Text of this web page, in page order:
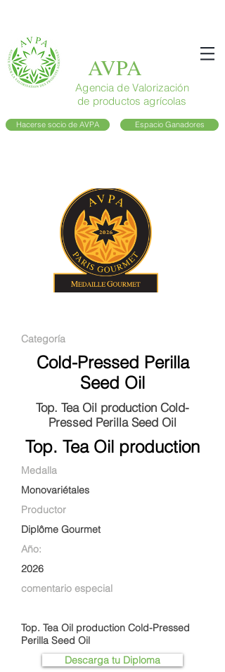
AVPA
Agencia de Valorización
de productos agrícolas
Hacerse socio de AVPA Espacio Ganadores
Categoría
Cold-Pressed Perilla
Seed Oil
Top. Tea Oil production Cold-
Pressed Perilla Seed Oil
Top. Tea Oil production
Medalla
Monovariétales
Productor
Diplôme Gourmet
Año:
2026
comentario especial
Top. Tea Oil production Cold-Pressed
Perilla Seed Oil
Descarga tu Diploma